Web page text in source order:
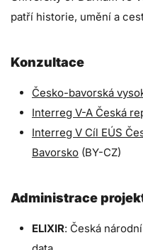
patří historie, umění a
Konzultace
Česko-bavorská
Interreg V-A Česká
Interreg V Cíl EÚS
Bavorsko (BY-CZ)
Administrace
ELIXIR: Česká